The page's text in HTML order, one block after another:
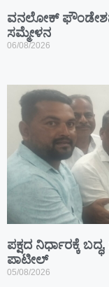
ವನಲೋಕ್
ಸಮ್ಮೇಳನ
06/08/2026
ಪಕ್ಷದ ನಿರ್ಧಾರಕ್ಕೆ
ಪಾಟೀಲ್
05/08/2026